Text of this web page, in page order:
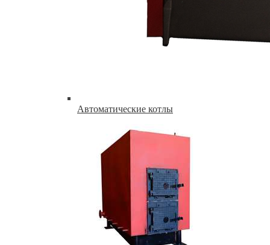
Автоматические котлы